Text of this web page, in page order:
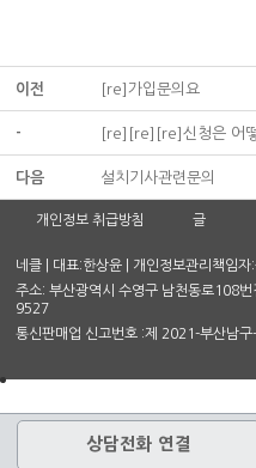
이전 [re]가입문의요
- [re][re][re]신청은 어
다음 설치기사관련문의
개인정보 취급방침 글
네클 | 대표:한상윤 | 개인정보관리책임
주소: 부산광역시 수영구 남천동로108
9527
통신판매업 신고번호 :제 2021-부산남
상담전화 연결